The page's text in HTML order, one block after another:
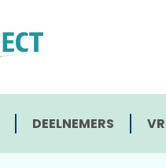
DEELNEMERS